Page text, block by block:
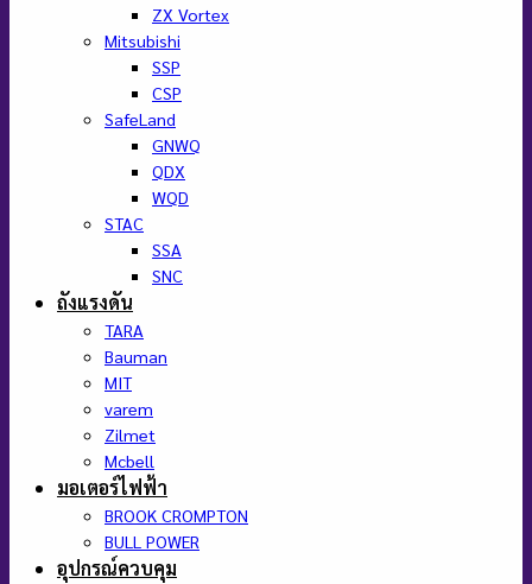
ZX Vortex
Mitsubishi
SSP
CSP
SafeLand
GNWQ
QDX
WQD
STAC
SSA
SNC
ถังแรงดัน
TARA
Bauman
MIT
varem
Zilmet
Mcbell
มอเตอร์ไฟฟ้า
BROOK CROMPTON
BULL POWER
อุปกรณ์ควบคุม